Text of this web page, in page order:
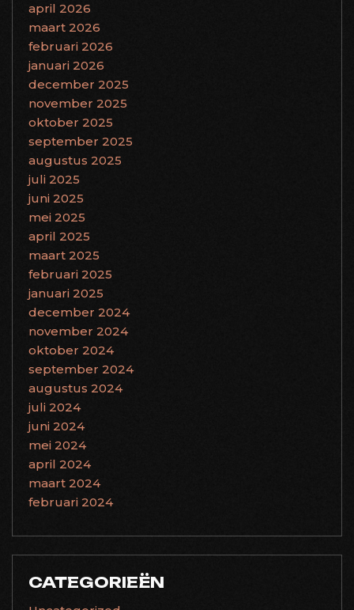
april 2026
maart 2026
februari 2026
januari 2026
december 2025
november 2025
oktober 2025
september 2025
augustus 2025
juli 2025
juni 2025
mei 2025
april 2025
maart 2025
februari 2025
januari 2025
december 2024
november 2024
oktober 2024
september 2024
augustus 2024
juli 2024
juni 2024
mei 2024
april 2024
maart 2024
februari 2024
CATEGORIEËN